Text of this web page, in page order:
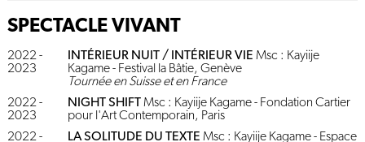
SPECTACLE VIVANT
2022 -
2023
INTÉRIEUR NUIT / INTÉRIEUR VIE Msc : Kayiije
Kagame - Festival la Bâtie, Genève
Tournée en Suisse et en France
2022 -
2023
NIGHT SHIFTMsc : Kayiije Kagame - Fondation Cartier
pour l'Art Contemporain, Paris
2022 -
LA SOLITUDE DU TEXTE Msc : Kayiije Kagame - Espace